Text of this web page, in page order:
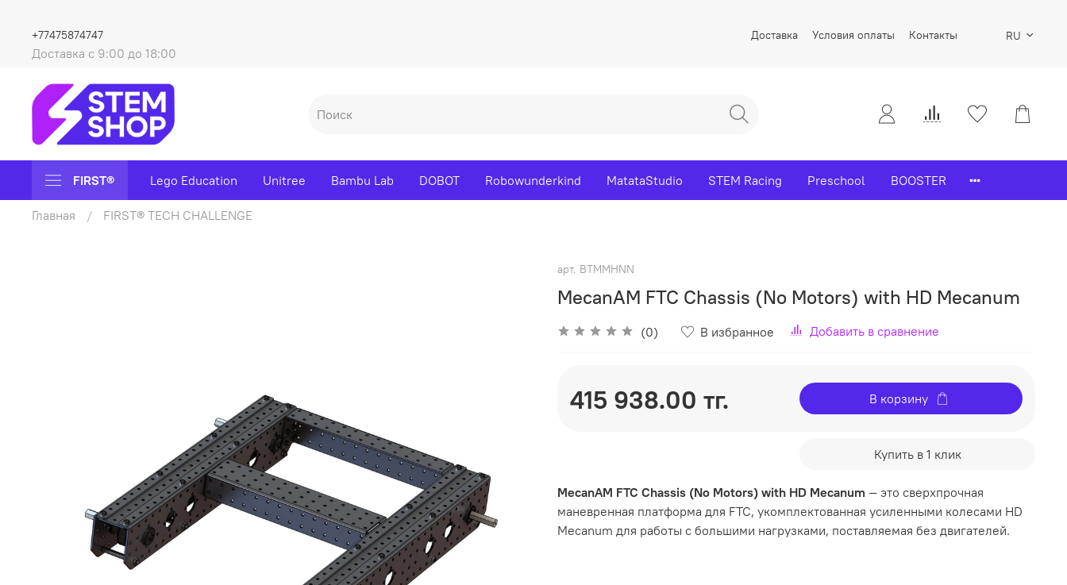
Доставка Условия оплаты Контакты
Доставка с 9:00 до 18:00
+77475874747 RU
FIRST® Lego Education Unitree Bambu Lab DOBOT Robowunderkind MatataStudio STEM Racing Preschool BOOSTER
Главная FIRST® TECH CHALLENGE
арт. BTMMHNN
MecanAM FTC Chassis (No Motors) with HD Mecanum
(0) В избранное Добавить в сравнение
415 938.00 тг. В корзину
Купить в 1 клик
MecanAM FTC Chassis (No Motors) with HD Mecanum — это сверхпрочная
маневренная платформа для FTC, укомплектованная усиленными колесами HD
Mecanum для работы с большими нагрузками, поставляемая без двигателей.